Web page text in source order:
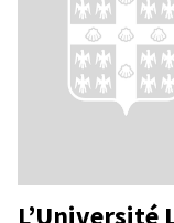
L’Université